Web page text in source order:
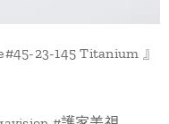
23-145 Titanium 』